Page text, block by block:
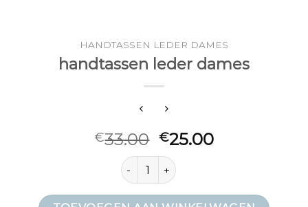
HANDTASSEN LEDER DAMES
handtassen leder dames
€33.00 €25.00
handtassen leder dames aantal